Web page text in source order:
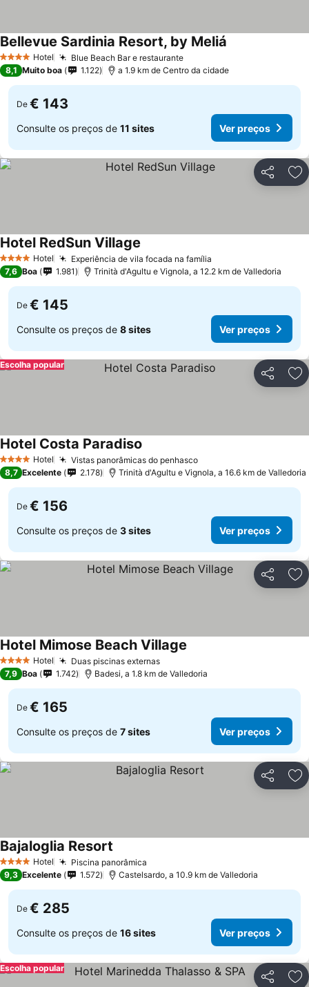
4 EstrelasHotel Blue Beach Bar e restaurante
Bellevue Sardinia Resort, by Meliá
8,1 Muito boa 1.122 a 1.9 km de Centro da cidade
De € 143
Consulte os preços de 11 sites Ver preços
Partilhar
4 EstrelasHotel Experiência de vila focada na família
Hotel RedSun Village
7,6 Boa 1.981 Trinità d'Agultu e Vignola, a 12.2 km de Valledoria
De € 145
Consulte os preços de 8 sites Ver preços
Partilhar
Escolha popular
4 EstrelasHotel Vistas panorâmicas do penhasco
Hotel Costa Paradiso
8,7 Excelente 2.178 Trinità d'Agultu e Vignola, a 16.6 km de Valledoria
De € 156
Consulte os preços de 3 sites Ver preços
Partilhar
4 EstrelasHotel Duas piscinas externas
Hotel Mimose Beach Village
7,9 Boa 1.742 Badesi, a 1.8 km de Valledoria
De € 165
Consulte os preços de 7 sites Ver preços
Partilhar
4 EstrelasHotel Piscina panorâmica
Bajaloglia Resort
9,3 Excelente 1.572 Castelsardo, a 10.9 km de Valledoria
De € 285
Consulte os preços de 16 sites Ver preços
Partilhar
Escolha popular